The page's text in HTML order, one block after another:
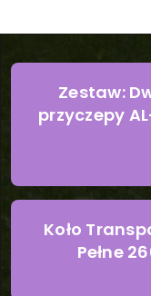
Zestaw:
przyczepy
Koło
Pełne